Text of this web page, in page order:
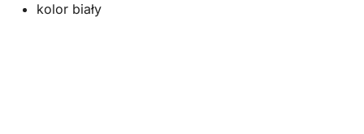
kolor biały